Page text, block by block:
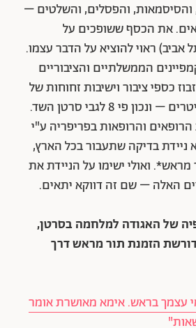
והפסלים, והשלטים –
את הכסף ששופכים על
אביב) ראוי להוציא על הדבר עצמו.
לגבי 90% מהקמפיינים הממשלתיים והציבוריים
כספי ציבור וישיבות זחוחות של
סגני שרים עם קופירייטרים – ונכון פי 8 לגבי סרטן השד.
והרופאות בפריפריה ע"י
ניידת בדיקה שתעבור בכל הארץ,
ואולי ישימו על הניידת את
האלה – שם זה דווקא יתאים.
של האגודה למלחמה בסרטן,
הזמנת תור מראש דרך
עצמך בראש. אימא מאושרת אומר